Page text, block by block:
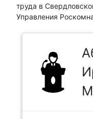
труда в
Управления